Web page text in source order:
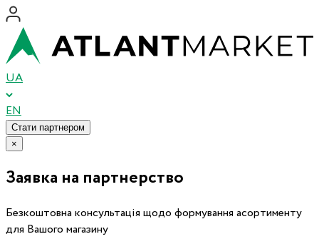
UA
EN
Стати партнером
×
Заявка на партнерство
Безкоштовна консультація щодо формування асортименту
для Вашого магазину